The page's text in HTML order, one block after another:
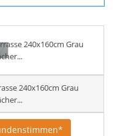
240x160cm Grau